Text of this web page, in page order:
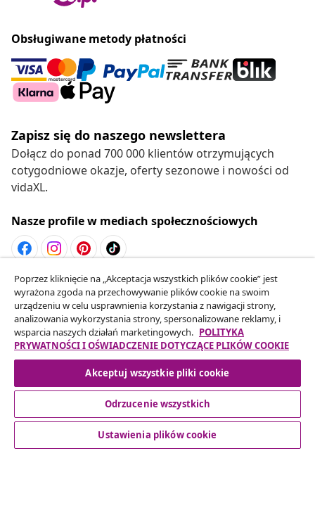
Obsługiwane metody płatności
Zapisz się do naszego newslettera
Dołącz do ponad 700 000 klientów otrzymujących
cotygodniowe okazje, oferty sezonowe i nowości od
vidaXL.
Nasze profile w mediach społecznościowych
Odstąpienie od umowy
Złóż wniosek o odstąpienie od umowy dotyczącej
Twojego zamówienia.
Odstąpienie od umowy
Obsługa Klienta
Poprzez kliknięcie na „Akceptacja wszystkich plików cookie” jest
wyrażona zgoda na przechowywanie plików cookie na swoim
urządzeniu w celu usprawnienia korzystania z nawigacji strony,
analizowania wykorzystania strony, spersonalizowane reklamy, i
wsparcia naszych działań marketingowych. POLITYKA
PRYWATNOŚCI I OŚWIADCZENIE DOTYCZĄCE PLIKÓW COOKIE
Akceptuj wszystkie pliki cookie
Odrzucenie wszystkich
Ustawienia plików cookie